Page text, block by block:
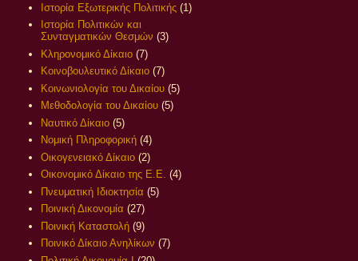
Ιστορία Εξωτερικής Πολιτικής (1)
Ιστορία Πολιτικών και
Συνταγματικών Θεσμών (3)
Κληρονομικό Δίκαιο (7)
Κοινοβουλευτικό Δίκαιο (7)
Κοινωνιολογία του Δικαίου (5)
Μεθοδολογία του Δικαίου (5)
Ναυτικό Δίκαιο (5)
Νομική Πληροφορική (4)
Οικογενειακό Δίκαιο (2)
Οικονομικό Δίκαιο της Ε.Ε. (4)
Πνευματική Ιδιοκτησία (5)
Ποινική Δικονομία (27)
Ποινική Καταστολή (9)
Ποινικό Δίκαιο Ανηλίκων (7)